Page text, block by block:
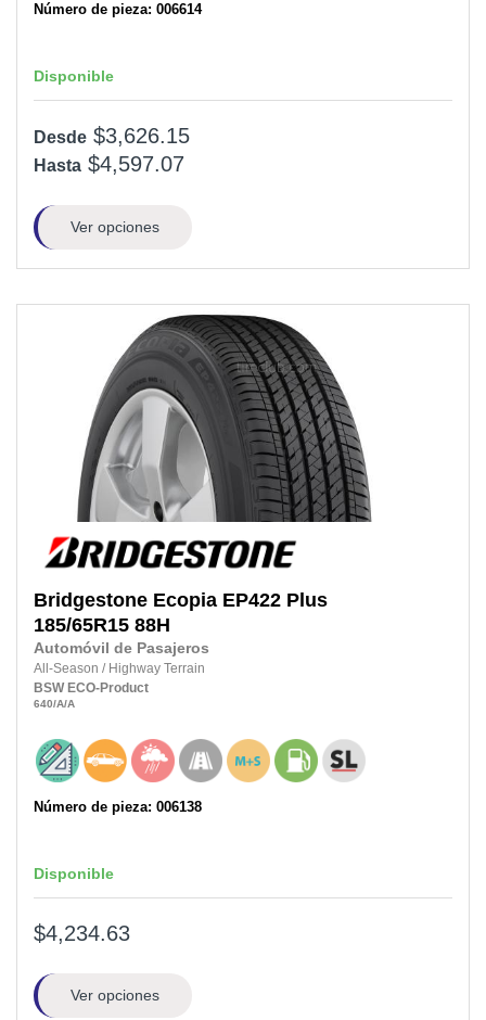
Número de pieza: 006614
Disponible
Desde $3,626.15
Hasta $4,597.07
Ver opciones
Bridgestone Ecopia EP422 Plus
185/65R15 88H
Automóvil de Pasajeros
All-Season / Highway Terrain
BSW ECO-Product
640/A/A
Número de pieza: 006138
Disponible
$4,234.63
Ver opciones